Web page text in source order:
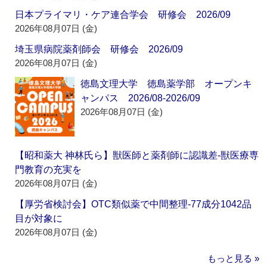
日本プライマリ・ケア連合学会 研修会 2026/09
2026年08月07日 (金)
埼玉県病院薬剤師会 研修会 2026/09
2026年08月07日 (金)
徳島文理大学 徳島薬学部 オープンキ
ャンパス 2026/08-2026/09
2026年08月07日 (金)
【昭和薬大 神林氏ら】獣医師と薬剤師に認識差‐獣医療専
門教育の充実を
2026年08月07日 (金)
【厚労省検討会】OTC類似薬で中間整理‐77成分1042品
目が対象に
2026年08月07日 (金)
もっと見る »